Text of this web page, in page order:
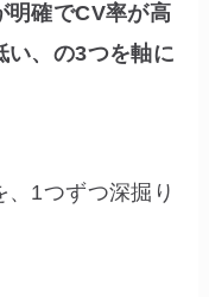
明確でCV率が高
い、の3つを軸に
1つずつ深掘り